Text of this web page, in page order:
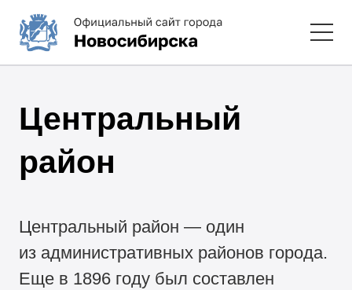
Центральный
район
Центральный район — один
из административных районов города.
Еще в 1896 году был составлен